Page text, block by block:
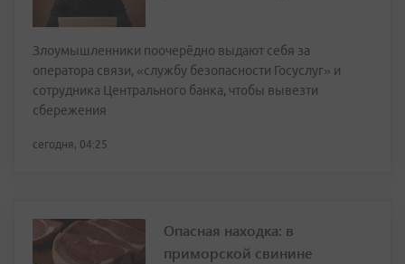
Злоумышленники поочерёдно выдают себя за
оператора связи, «службу безопасности Госуслуг» и
сотрудника Центрального банка, чтобы вывезти
сбережения
сегодня, 04:25
Опасная находка: в
приморской свинине